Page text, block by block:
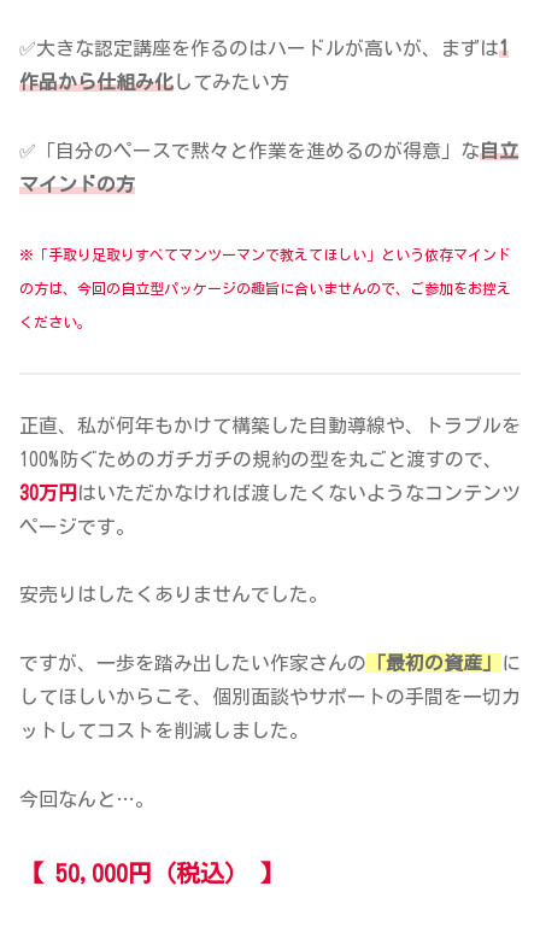
✅大きな認定講座を作るのはハードルが高いが、まずは1
作品から仕組み化してみたい方
✅「自分のペースで黙々と作業を進めるのが得意」な自立
マインドの方
※「手取り足取りすべてマンツーマンで教えてほしい」という依存マインド
の方は、今回の自立型パッケージの趣旨に合いませんので、ご参加をお控え
ください。
正直、私が何年もかけて構築した自動導線や、トラブルを
100%防ぐためのガチガチの規約の型を丸ごと渡すので、
30万円 はいただかなければ渡したくないようなコンテンツ
ページです。
安売りはしたくありませんでした。
ですが、一歩を踏み出したい作家さんの 「最初の資産」
に
してほしいからこそ、個別面談やサポートの手間を一切カ
ットしてコストを削減しました。
今回なんと…。
【 50,000円（税込） 】